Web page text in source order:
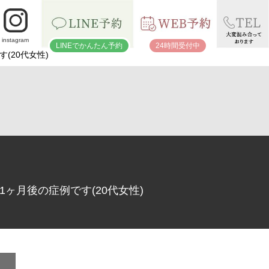
instagram
LINEでかんたん予約 24時間受付中
(20代女性)
月後の症例です(20代女性)